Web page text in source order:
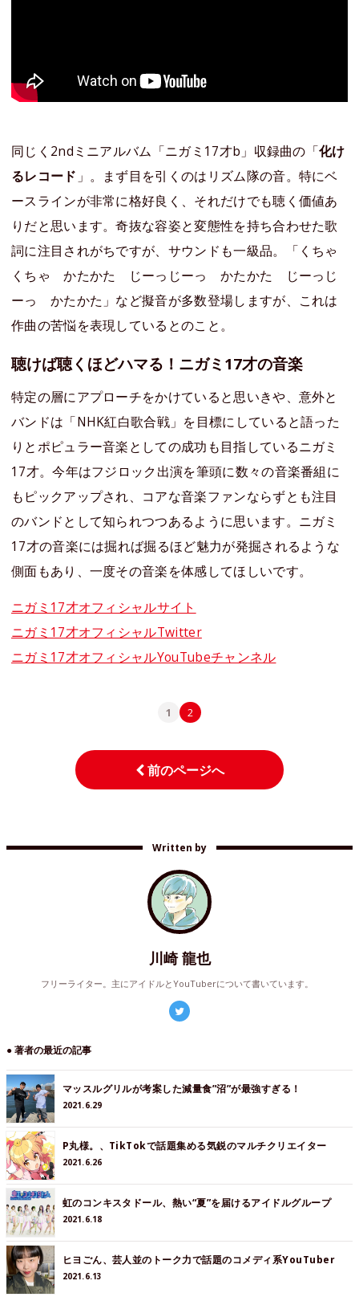
同じく2ndミニアルバム「ニガミ17才b」収録曲の「化け
るレコード 」。まず目を引くのはリズム隊の音。特にベ
ースラインが非常に格好良く、それだけでも聴く価値あ
りだと思います。奇抜な容姿と変態性を持ち合わせた歌
詞に注目されがちですが、サウンドも一級品。「くちゃ
くちゃ かたかた じーっじーっ かたかた じーっじ
ーっ かたかた」など擬音が多数登場しますが、これは
作曲の苦悩を表現しているとのこと。
聴けば聴くほどハマる！ニガミ17才の音楽
特定の層にアプローチをかけていると思いきや、意外と
バンドは「NHK紅白歌合戦」を目標にしていると語った
りとポピュラー音楽としての成功も目指しているニガミ
17才。今年はフジロック出演を筆頭に数々の音楽番組に
もピックアップされ、コアな音楽ファンならずとも注目
のバンドとして知られつつあるように思います。ニガミ
17才の音楽には掘れば掘るほど魅力が発掘されるような
側面もあり、一度その音楽を体感してほしいです。
ニガミ17才オフィシャルサイト
ニガミ17才オフィシャルTwitter
ニガミ17才オフィシャルYouTubeチャンネル
1 2
前のページへ
Written by
川崎 龍也
フリーライター。主にアイドルとYouTuberについて書いています。
● 著者の最近の記事
マッスルグリルが考案した減量食”沼”が最強すぎる！
2021.6.29
P丸様。、TikTokで話題集める気鋭のマルチクリエイター
2021.6.26
虹のコンキスタドール、熱い“夏”を届けるアイドルグループ
2021.6.18
ヒヨごん、芸人並のトーク力で話題のコメディ系YouTuber
2021.6.13